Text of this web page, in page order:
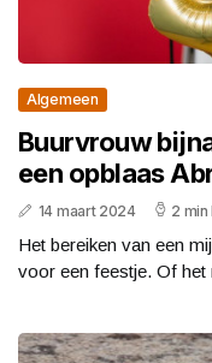
Algemeen
Buurvrouw
een opblaas
14 maart 2024 2
Het bereiken van een
voor een feestje. Of het